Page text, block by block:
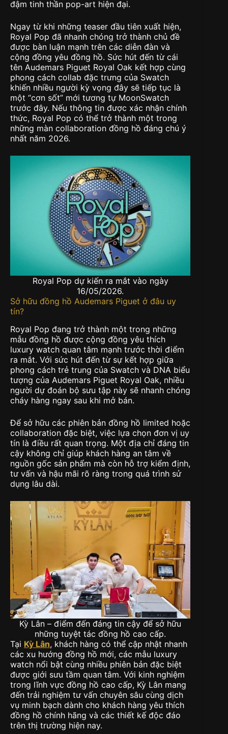
đậm tinh thần pop-art hiện đại.
Ngay từ khi những teaser đầu tiên xuất hiện,
Royal Pop đã nhanh chóng trở thành chủ đề
được bàn luận mạnh trên các diễn đàn và
cộng đồng yêu đồng hồ. Sức hút đến từ cái
tên Audemars Piguet Royal Oak kết hợp cùng
phong cách collab đặc trưng của Swatch
khiến nhiều người kỳ vọng đây sẽ tiếp tục là
một “cơn sốt” mới tương tự MoonSwatch
trước đây. Nếu thông tin được xác nhận chính
thức, Royal Pop có thể trở thành một trong
những màn collaboration đồng hồ đáng chú ý
nhất năm 2026.
Royal Pop dự kiến ra mắt vào ngày
16/05/2026.
Sở hữu đồng hồ Audemars Piguet ở đâu uy
tín?
Royal Pop đang trở thành một trong những
mẫu đồng hồ được cộng đồng yêu thích
luxury watch quan tâm mạnh trước thời điểm
ra mắt. Với sức hút đến từ sự kết hợp giữa
phong cách trẻ trung của Swatch và DNA biểu
tượng của Audemars Piguet Royal Oak, nhiều
người dự đoán bộ sưu tập này sẽ nhanh chóng
cháy hàng ngay sau khi mở bán.
Để sở hữu các phiên bản đồng hồ limited hoặc
collaboration đặc biệt, việc lựa chọn đơn vị uy
tín là điều rất quan trọng. Một địa chỉ đáng tin
cậy không chỉ giúp khách hàng an tâm về
nguồn gốc sản phẩm mà còn hỗ trợ kiểm định,
tư vấn và hậu mãi rõ ràng trong quá trình sử
dụng lâu dài.
Kỳ Lân – điểm đến đáng tin cậy để sở hữu
những tuyệt tác đồng hồ cao cấp.
Tại Kỳ Lân, khách hàng có thể cập nhật nhanh
các xu hướng đồng hồ mới, các mẫu luxury
watch nổi bật cùng nhiều phiên bản đặc biệt
được giới sưu tầm quan tâm. Với kinh nghiệm
trong lĩnh vực đồng hồ cao cấp, Kỳ Lân mang
đến trải nghiệm tư vấn chuyên sâu cùng dịch
vụ minh bạch dành cho khách hàng yêu thích
đồng hồ chính hãng và các thiết kế độc đáo
trên thị trường hiện nay.